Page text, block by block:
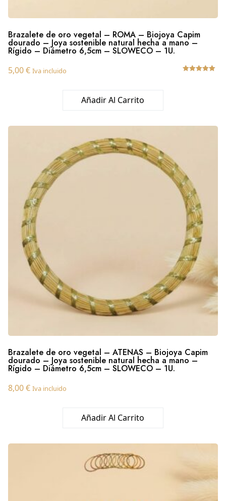
Brazalete de oro vegetal – ROMA – Biojoya Capim
dourado – Joya sostenible natural hecha a mano –
Rígido – Diámetro 6,5cm – SLOWECO – 1U.
5,00€ Iva incluido
Añadir Al Carrito
Brazalete de oro vegetal – ATENAS – Biojoya Capim
dourado – Joya sostenible natural hecha a mano –
Rígido – Diámetro 6,5cm – SLOWECO – 1U.
8,00€ Iva incluido
Añadir Al Carrito